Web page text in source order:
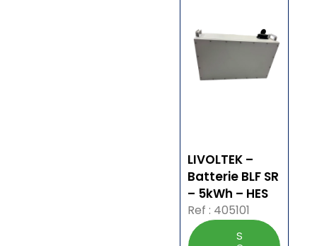
LIVOLTEK –
Batterie BLF SR
– 5kWh – HES
Ref : 405101
S